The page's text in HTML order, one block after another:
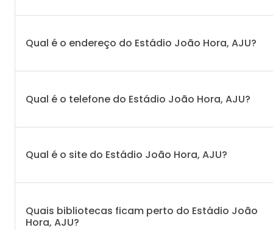
Qual é o endereço do Estádio João Hora, AJU?
Qual é o telefone do Estádio João Hora, AJU?
Qual é o site do Estádio João Hora, AJU?
Quais bibliotecas ficam perto do Estádio João
Hora, AJU?